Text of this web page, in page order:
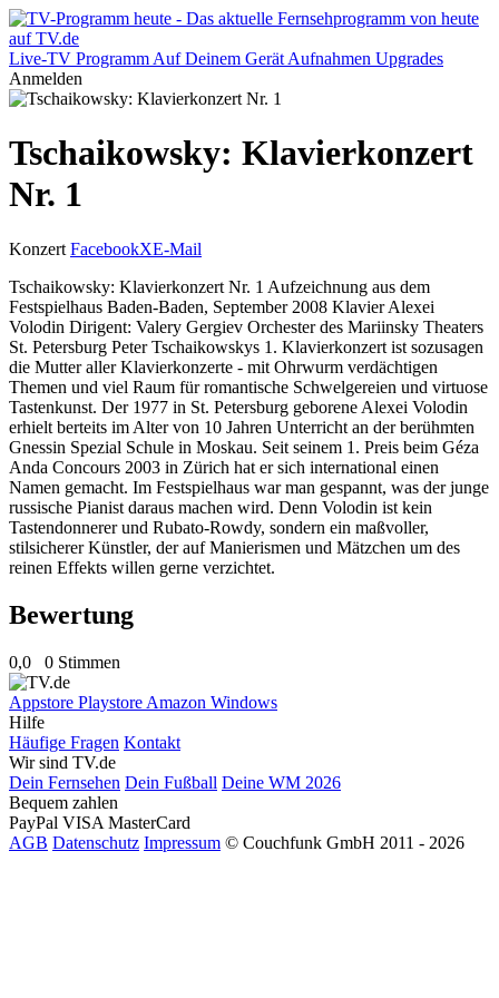
Live-TV Programm Auf Deinem Gerät Aufnahmen Upgrades
Anmelden
Tschaikowsky: Klavierkonzert
Nr. 1
Konzert FacebookXE-Mail
Tschaikowsky: Klavierkonzert Nr. 1 Aufzeichnung aus dem
Festspielhaus Baden-Baden, September 2008 Klavier Alexei
Volodin Dirigent: Valery Gergiev Orchester des Mariinsky Theaters
St. Petersburg Peter Tschaikowskys 1. Klavierkonzert ist sozusagen
die Mutter aller Klavierkonzerte - mit Ohrwurm verdächtigen
Themen und viel Raum für romantische Schwelgereien und virtuose
Tastenkunst. Der 1977 in St. Petersburg geborene Alexei Volodin
erhielt berteits im Alter von 10 Jahren Unterricht an der berühmten
Gnessin Spezial Schule in Moskau. Seit seinem 1. Preis beim Géza
Anda Concours 2003 in Zürich hat er sich international einen
Namen gemacht. Im Festspielhaus war man gespannt, was der junge
russische Pianist daraus machen wird. Denn Volodin ist kein
Tastendonnerer und Rubato-Rowdy, sondern ein maßvoller,
stilsicherer Künstler, der auf Manierismen und Mätzchen um des
reinen Effekts willen gerne verzichtet.
Bewertung
0,0 0 Stimmen
Appstore Playstore Amazon Windows
Hilfe
Häufige Fragen Kontakt
Wir sind TV.de
Dein Fernsehen Dein Fußball Deine WM 2026
Bequem zahlen
PayPal VISA MasterCard
AGB Datenschutz Impressum © Couchfunk GmbH 2011 - 2026